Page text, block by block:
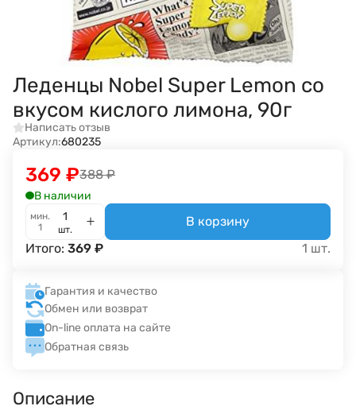
Леденцы Nobel Super Lemon со
вкусом кислого лимона, 90г
Написать отзыв
Артикул:680235
388 ₽
369 ₽
В наличии
мин.
1
шт.
В корзину
Итого: 369 ₽ 1 шт.
Гарантия и качество
Обмен или возврат
On-line оплата на сайте
Обратная связь
Описание